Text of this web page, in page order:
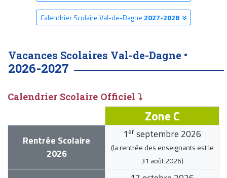
Calendrier Scolaire Val-de-Dagne 2027-2028
Vacances Scolaires Val-de-Dagne •
2026-2027
Calendrier Scolaire Officiel ⤵
Zone C
Rentrée Scolaire
2026
1 er septembre 2026
(la rentrée des enseignants est le
31 août 2026)